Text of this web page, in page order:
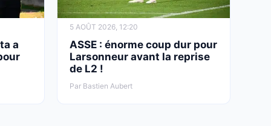
a
5 AOÛT 2026, 12:20
ASSE : énorme coup dur pour
Larsonneur avant la reprise
de L2 !
Par Bastien Aubert